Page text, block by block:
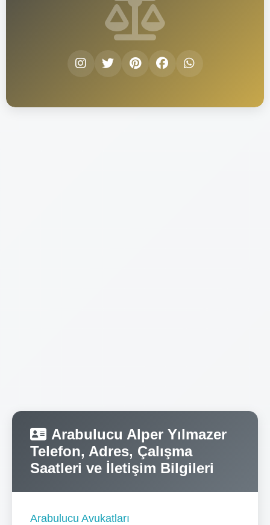
Arabulucu Alper Yılmazer
Telefon, Adres, Çalışma
Saatleri ve İletişim Bilgileri
Arabulucu Avukatları